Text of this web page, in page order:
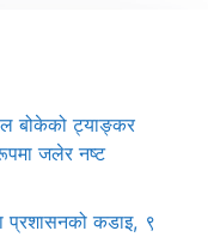
बोकेको ट्याङ्कर
जलेर नष्ट
प्रशासनको कडाइ, ९